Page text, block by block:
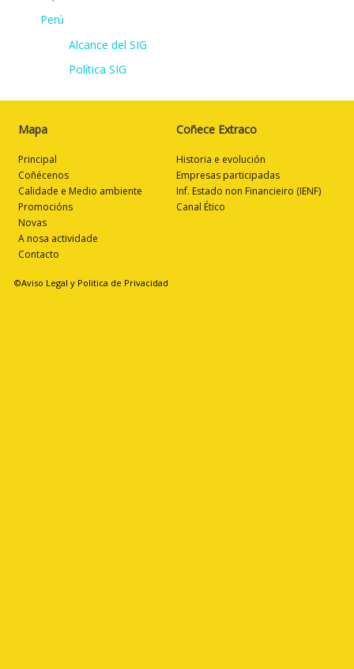
Perú
Alcance del SIG
Política SIG
Mapa
Principal
Coñécenos
Calidade e Medio ambiente
Promocións
Novas
A nosa actividade
Contacto
Coñece Extraco
Historia e evolución
Empresas participadas
Inf. Estado non Financieiro (IENF)
Canal Ético
©Aviso Legal y Politica de Privacidad